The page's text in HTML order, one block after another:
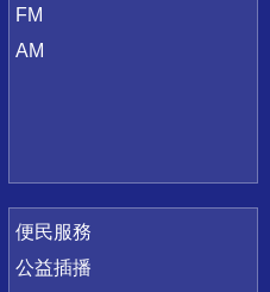
FM
AM
便民服務
公益插播